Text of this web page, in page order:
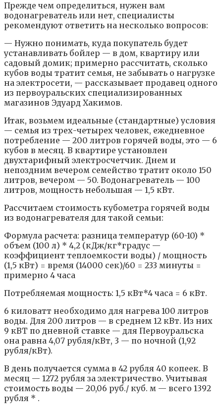
Прежде чем определиться, нужен вам
водонагреватель или нет, специалисты
рекомендуют ответить на несколько вопросов:
— Нужно понимать, куда покупатель будет
устанавливать бойлер — в дом, квартиру или
садовый домик; примерно рассчитать, сколько
кубов воды тратит семья, не забывать о нагрузке
на электросети, — рассказывает продавец одного
из первоуральских специализированных
магазинов Эдуард Хакимов.
Итак, возьмем идеальные (стандартные) условия
— семья из трех-четырех человек, ежедневное
потребление — 200 литров горячей воды, это — 6
кубов в месяц. В квартире установлен
двухтарифный электросчетчик. Днем и
непоздним вечером семейство тратит около 150
литров, вечером — 50. Водонагреватель — 100
литров, мощность небольшая — 1,5 кВт.
Рассчитаем стоимость кубометра горячей воды
из водонагревателя для такой семьи:
Формула расчета: разница температур (60-10) *
объем (100 л) * 4,2 (кДж/кг*градус —
коэффициент теплоемкости воды) / мощность
(1,5 кВт) = время (14000 сек)/60 = 233 минуты =
примерно 4 часа
Потребляемая мощность: 1,5 кВт*4 часа = 6 кВт.
6 киловатт необходимо для нагрева 100 литров
воды. Для 200 литров — в среднем 12 кВт. Из них
9 кВТ по дневной ставке — для Первоуральска
она равна 4,07 рубля/кВт, 3 — по ночной (1,92
рубля/кВт).
В день получается сумма в 42 рубля 40 копеек. В
месяц — 1272 рубля за электричество. Учитывая
стоимость воды — 20,06 руб./ куб. м — всего 1392
рубля * .